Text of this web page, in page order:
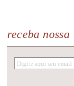
receba nossa